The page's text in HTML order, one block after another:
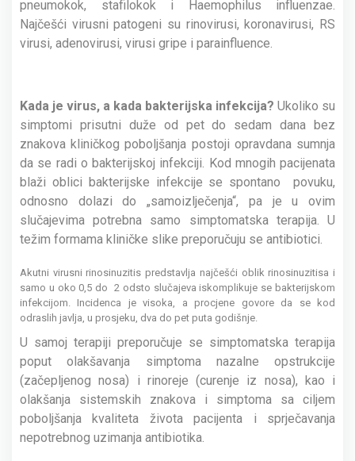
pneumokok, stafilokok i Haemophilus influenzae.
Najčešći virusni patogeni su rinovirusi, koronavirusi, RS
virusi, adenovirusi, virusi gripe i parainfluence.
Kada je virus, a kada bakterijska infekcija? Ukoliko su
simptomi prisutni duže od pet do sedam dana bez
znakova kliničkog poboljšanja postoji opravdana sumnja
da se radi o bakterijskoj infekciji. Kod mnogih pacijenata
blaži oblici bakterijske infekcije se spontano
povuku,
odnosno dolazi do „samoizlječenja“, pa je u ovim
slučajevima potrebna samo simptomatska terapija. U
težim formama kliničke slike preporučuju se antibiotici.
Akutni virusni rinosinuzitis predstavlja najčešći oblik rinosinuzitisa i
samo u oko 0,5 do 2 odsto slučajeva iskomplikuje se bakterijskom
infekcijom
Incidenca je visoka, a procjene govore da se kod
odraslih javlja, u prosjeku, dva do pet puta godišnje.
U samoj terapiji preporučuje se simptomatska terapija
poputolakšavanja simptoma nazalne opstrukcije
(začepljenog nosa) i rinoreje (curenje iz nosa), kao i
olakšanja sistemskih znakova i simptoma sa ciljem
poboljšanja kvaliteta života pacijenta i sprječavanja
nepotrebnog uzimanja antibiotika.